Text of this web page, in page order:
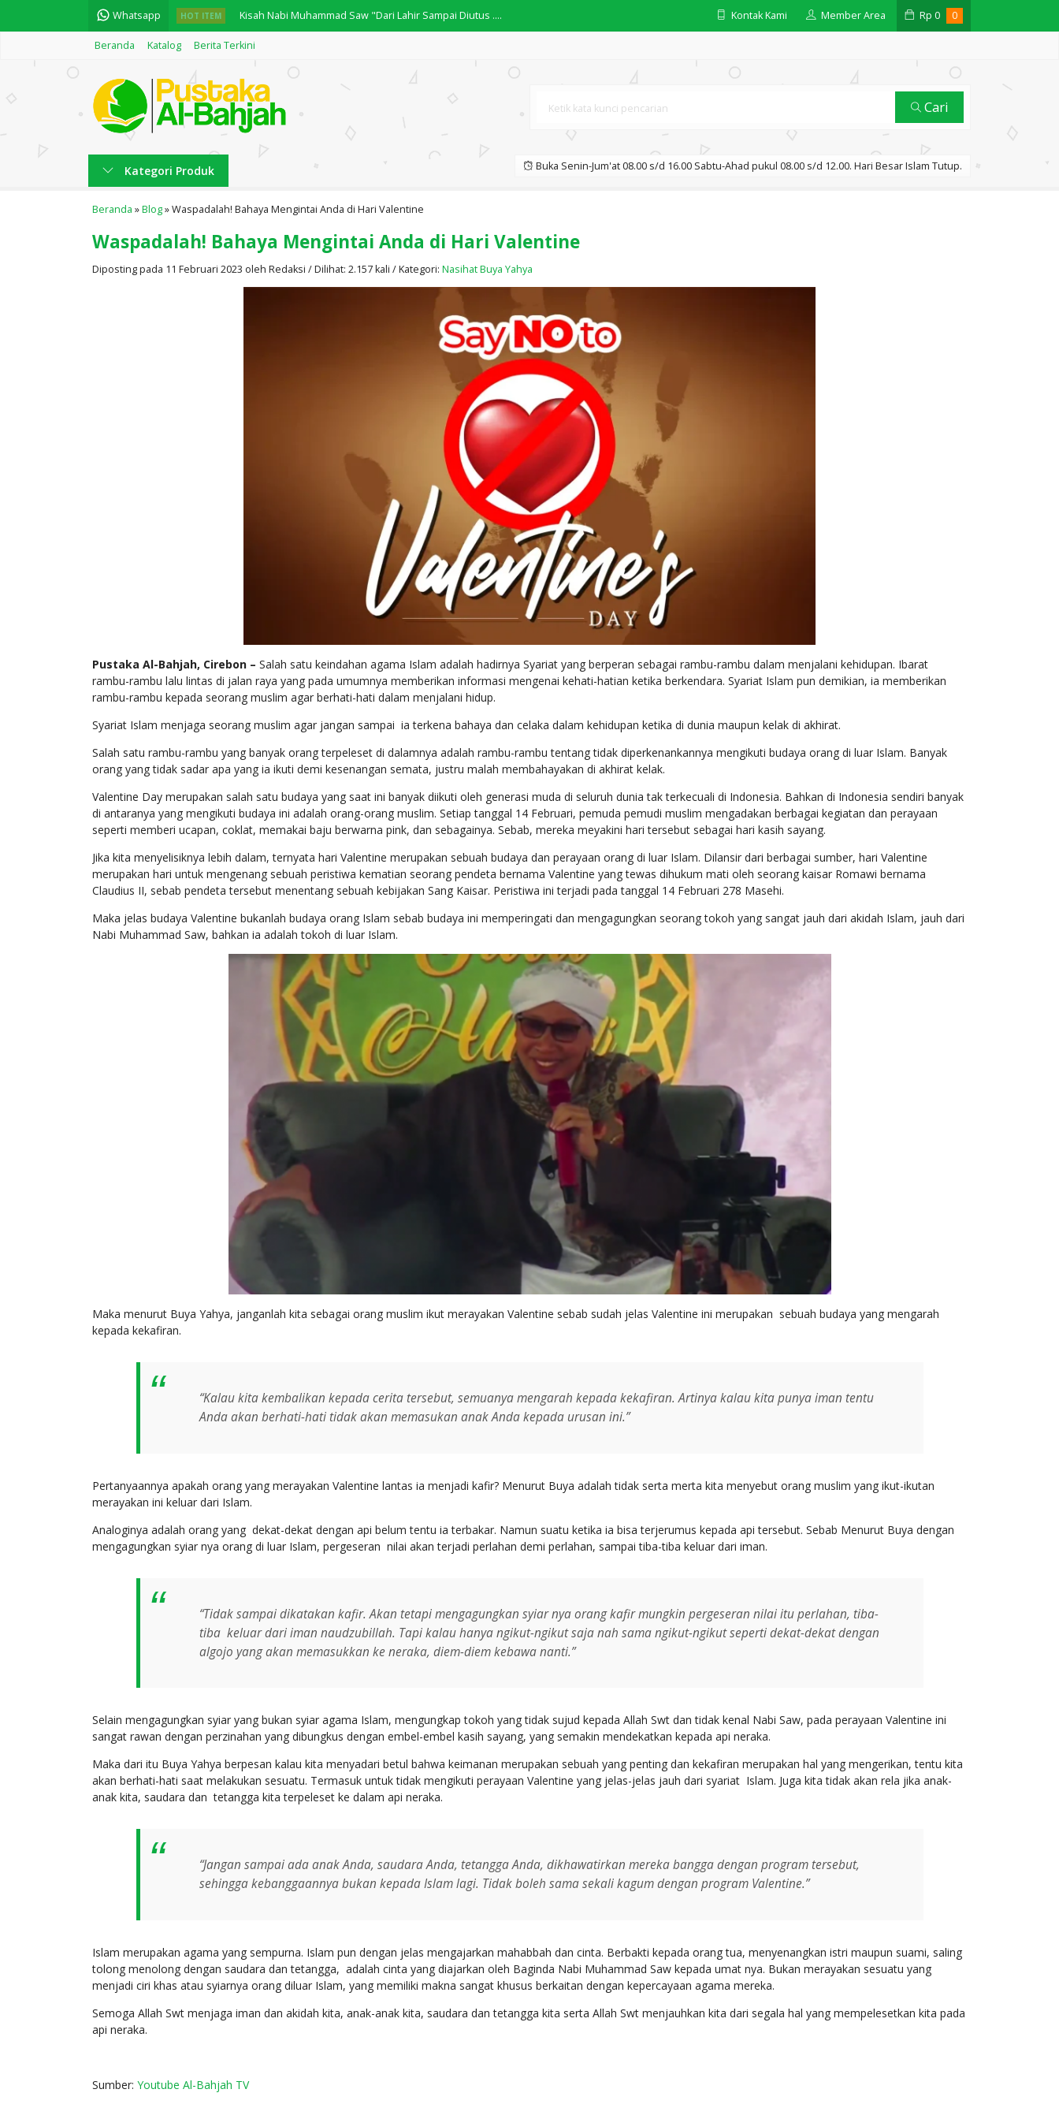
Whatsapp HOT ITEM Fiqih Qurban....
INDAHNYA MEMAHAMI PERBEDAAN PARA ULAMA KARYA BUYA ....
BUKU PENGANTAR BAHASA ARAB....
Kosakata (Almufrodat) Sehari-Hari....
English Practice "Practice Makes Perfect" Beginner....
Kisah Nabi Muhammad Saw "Dari Lahir Sampai Diutus ....
Kontak Kami Member Area Rp 0 0
Beranda Katalog Berita Terkini
Cari
Kategori Produk Buka Senin-Jum'at 08.00 s/d 16.00 Sabtu-Ahad pukul 08.00 s/d 12.00. Hari Besar Islam Tutup.
Beranda »Blog»Waspadalah! Bahaya Mengintai Anda di Hari Valentine
Waspadalah! Bahaya Mengintai Anda di Hari Valentine
Diposting pada 11 Februari 2023 oleh Redaksi / Dilihat: 2.157 kali / Kategori: Nasihat Buya Yahya
Pustaka Al-Bahjah, Cirebon – Salah satu keindahan agama Islam adalah hadirnya Syariat yang berperan sebagai rambu-rambu dalam menjalani kehidupan. Ibarat
rambu-rambu lalu lintas di jalan raya yang pada umumnya memberikan informasi mengenai kehati-hatian ketika berkendara. Syariat Islam pun demikian, ia memberikan
rambu-rambu kepada seorang muslim agar berhati-hati dalam menjalani hidup.
Syariat Islam menjaga seorang muslim agar jangan sampai ia terkena bahaya dan celaka dalam kehidupan ketika di dunia maupun kelak di akhirat.
Salah satu rambu-rambu yang banyak orang terpeleset di dalamnya adalah rambu-rambu tentang tidak diperkenankannya mengikuti budaya orang di luar Islam. Banyak
orang yang tidak sadar apa yang ia ikuti demi kesenangan semata, justru malah membahayakan di akhirat kelak.
Valentine Day merupakan salah satu budaya yang saat ini banyak diikuti oleh generasi muda di seluruh dunia tak terkecuali di Indonesia. Bahkan di Indonesia sendiri banyak
di antaranya yang mengikuti budaya ini adalah orang-orang muslim. Setiap tanggal 14 Februari, pemuda pemudi muslim mengadakan berbagai kegiatan dan perayaan
seperti memberi ucapan, coklat, memakai baju berwarna pink, dan sebagainya. Sebab, mereka meyakini hari tersebut sebagai hari kasih sayang.
Jika kita menyelisiknya lebih dalam, ternyata hari Valentine merupakan sebuah budaya dan perayaan orang di luar Islam. Dilansir dari berbagai sumber, hari Valentine
merupakan hari untuk mengenang sebuah peristiwa kematian seorang pendeta bernama Valentine yang tewas dihukum mati oleh seorang kaisar Romawi bernama
Claudius II, sebab pendeta tersebut menentang sebuah kebijakan Sang Kaisar. Peristiwa ini terjadi pada tanggal 14 Februari 278 Masehi.
Maka jelas budaya Valentine bukanlah budaya orang Islam sebab budaya ini memperingati dan mengagungkan seorang tokoh yang sangat jauh dari akidah Islam, jauh dari
Nabi Muhammad Saw, bahkan ia adalah tokoh di luar Islam.
Maka menurut Buya Yahya, janganlah kita sebagai orang muslim ikut merayakan Valentine sebab sudah jelas Valentine ini merupakan sebuah budaya yang mengarah
kepada kekafiran.
“Kalau kita kembalikan kepada cerita tersebut, semuanya mengarah kepada kekafiran. Artinya kalau kita punya iman tentu
Anda akan berhati-hati tidak akan memasukan anak Anda kepada urusan ini.”
Pertanyaannya apakah orang yang merayakan Valentine lantas ia menjadi kafir? Menurut Buya adalah tidak serta merta kita menyebut orang muslim yang ikut-ikutan
merayakan ini keluar dari Islam.
Analoginya adalah orang yang dekat-dekat dengan api belum tentu ia terbakar. Namun suatu ketika ia bisa terjerumus kepada api tersebut. Sebab Menurut Buya dengan
mengagungkan syiar nya orang di luar Islam, pergeseran nilai akan terjadi perlahan demi perlahan, sampai tiba-tiba keluar dari iman.
“Tidak sampai dikatakan kafir. Akan tetapi mengagungkan syiar nya orang kafir mungkin pergeseran nilai itu perlahan, tiba-
tiba keluar dari iman naudzubillah. Tapi kalau hanya ngikut-ngikut saja nah sama ngikut-ngikut seperti dekat-dekat dengan
algojo yang akan memasukkan ke neraka, diem-diem kebawa nanti.”
Selain mengagungkan syiar yang bukan syiar agama Islam, mengungkap tokoh yang tidak sujud kepada Allah Swt dan tidak kenal Nabi Saw, pada perayaan Valentine ini
sangat rawan dengan perzinahan yang dibungkus dengan embel-embel kasih sayang, yang semakin mendekatkan kepada api neraka.
Maka dari itu Buya Yahya berpesan kalau kita menyadari betul bahwa keimanan merupakan sebuah yang penting dan kekafiran merupakan hal yang mengerikan, tentu kita
akan berhati-hati saat melakukan sesuatu. Termasuk untuk tidak mengikuti perayaan Valentine yang jelas-jelas jauh dari syariat Islam. Juga kita tidak akan rela jika anak-
anak kita, saudara dan tetangga kita terpeleset ke dalam api neraka.
“Jangan sampai ada anak Anda, saudara Anda, tetangga Anda, dikhawatirkan mereka bangga dengan program tersebut,
sehingga kebanggaannya bukan kepada Islam lagi. Tidak boleh sama sekali kagum dengan program Valentine.”
Islam merupakan agama yang sempurna. Islam pun dengan jelas mengajarkan mahabbah dan cinta. Berbakti kepada orang tua, menyenangkan istri maupun suami, saling
tolong menolong dengan saudara dan tetangga, adalah cinta yang diajarkan oleh Baginda Nabi Muhammad Saw kepada umat nya. Bukan merayakan sesuatu yang
menjadi ciri khas atau syiarnya orang diluar Islam, yang memiliki makna sangat khusus berkaitan dengan kepercayaan agama mereka.
Semoga Allah Swt menjaga iman dan akidah kita, anak-anak kita, saudara dan tetangga kita serta Allah Swt menjauhkan kita dari segala hal yang mempelesetkan kita pada
api neraka.
Sumber: Youtube Al-Bahjah TV